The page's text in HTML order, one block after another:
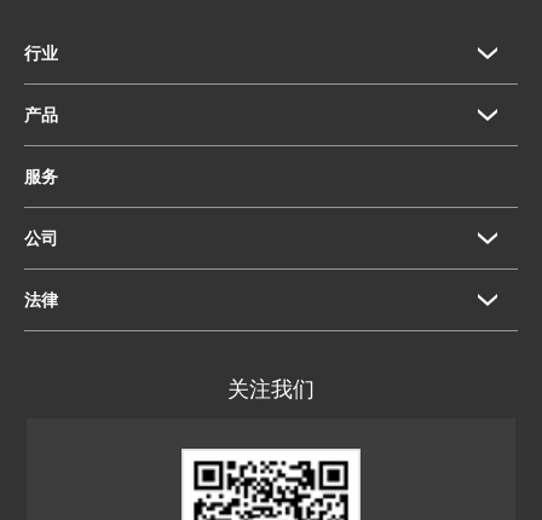
行业
产品
服务
公司
法律
关注我们